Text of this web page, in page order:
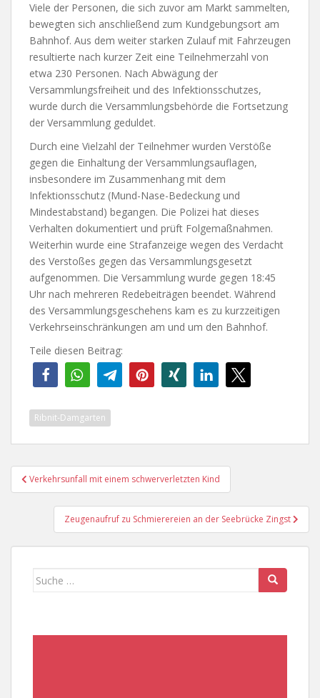
Viele der Personen, die sich zuvor am Markt sammelten,
bewegten sich anschließend zum Kundgebungsort am
Bahnhof. Aus dem weiter starken Zulauf mit Fahrzeugen
resultierte nach kurzer Zeit eine Teilnehmerzahl von
etwa 230 Personen. Nach Abwägung der
Versammlungsfreiheit und des Infektionsschutzes,
wurde durch die Versammlungsbehörde die Fortsetzung
der Versammlung geduldet.
Durch eine Vielzahl der Teilnehmer wurden Verstöße
gegen die Einhaltung der Versammlungsauflagen,
insbesondere im Zusammenhang mit dem
Infektionsschutz (Mund-Nase-Bedeckung und
Mindestabstand) begangen. Die Polizei hat dieses
Verhalten dokumentiert und prüft Folgemaßnahmen.
Weiterhin wurde eine Strafanzeige wegen des Verdacht
des Verstoßes gegen das Versammlungsgesetzt
aufgenommen. Die Versammlung wurde gegen 18:45
Uhr nach mehreren Redebeiträgen beendet. Während
des Versammlungsgeschehens kam es zu kurzzeitigen
Verkehrseinschränkungen am und um den Bahnhof.
Teile diesen Beitrag:
Ribnit-Damgarten
Beitragsnavigation
Verkehrsunfall mit einem schwerverletzten Kind
Zeugenaufruf zu Schmierereien an der Seebrücke Zingst
Suche